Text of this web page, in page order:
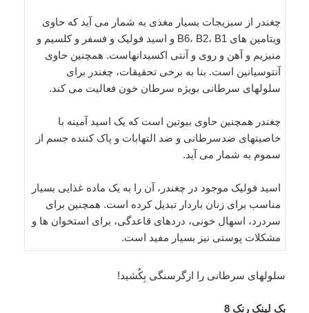
چغندر از سبزیجات بسیار مغذی به شمار می آید که حاوی
ویتامین های B6، B2، B1 و اسید فولیک و فسفر و کلسیم و
منیزیم و آهن و روی و آنتی اکسیدانهاست. همچنین حاوی
آنتوسیانین است. بنا به برخی تحقیقات، چغندر برای
سلولهای سرطانی بویژه سرطان خون فعالیت می کند.
چغندر همچنین حاوی بیوتین است که یک اسید آمینه با
خاصیتهای ضدسرطانی و ضد التهابات و پاک کننده جسم از
سموم به شمار می آید.
اسید فولیک موجود در چغندر، آن را به یک ماده غذایی بسیار
مناسب برای زنان باردار تبدیل کرده است. همچنین برای
سردرد، اسهال خونی، دردهای قاعدگی، برای استخوان ها و
مشکلات پوستی نیز بسیار مفید است.
سلولهای سرطانی را ازگرسنگی بِکُشید!
بک لینک رنک 8